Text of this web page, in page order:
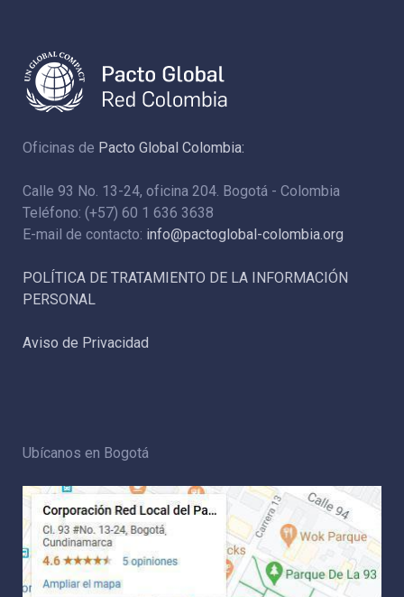
Oficinas de Pacto Global Colombia:
Calle 93 No. 13-24, oficina 204. Bogotá - Colombia
Teléfono: (+57) 60 1 636 3638
E-mail de contacto: info@pactoglobal-colombia.org
POLÍTICA DE TRATAMIENTO DE LA INFORMACIÓN
PERSONAL
Aviso de Privacidad
Ubícanos en Bogotá